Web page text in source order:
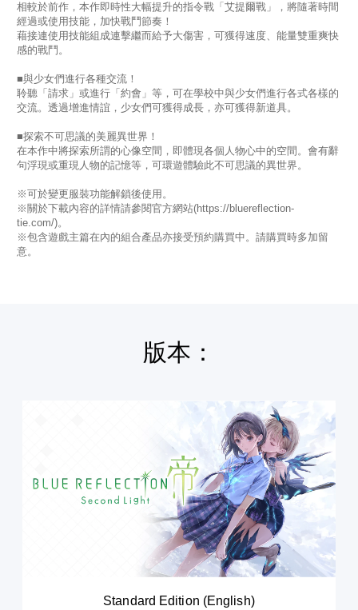
相較於前作，本作即時性大幅提升的指令戰「艾提爾戰」，將隨著時間
經過或使用技能，加快戰鬥節奏！
藉接連使用技能組成連擊繼而給予大傷害，可獲得速度、能量雙重爽快
感的戰鬥。
■與少女們進行各種交流！
聆聽「請求」或進行「約會」等，可在學校中與少女們進行各式各樣的
交流。透過增進情誼，少女們可獲得成長，亦可獲得新道具。
■探索不可思議的美麗異世界！
在本作中將探索所謂的心像空間，即體現各個人物心中的空間。會有辭
句浮現或重現人物的記憶等，可環遊體驗此不可思議的異世界。
※可於變更服裝功能解鎖後使用。
※關於下載內容的詳情請參閱官方網站(https://bluereflection-
tie.com/)。
※包含遊戲主篇在內的組合產品亦接受預約購買中。請購買時多加留
意。
版本：
Standard Edition (English)